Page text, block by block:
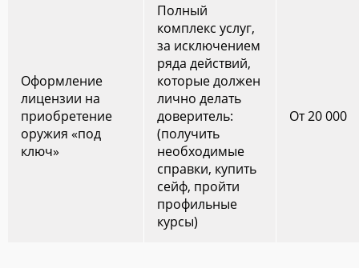
Оформление
лицензии на
приобретение
оружия «под
ключ»
Полный
комплекс услуг,
за исключением
ряда действий,
которые должен
лично делать
доверитель:
(получить
необходимые
справки, купить
сейф, пройти
профильные
курсы)
От 20 000